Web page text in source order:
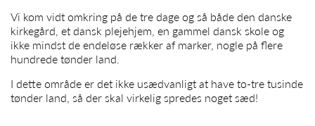
Vi kom vidt omkring på de tre dage og så både den danske
kirkegård, et dansk plejehjem, en gammel dansk skole og
ikke mindst de endeløse rækker af marker, nogle på flere
hundrede tønder land.
I dette område er det ikke usædvanligt at have to-tre tusinde
tønder land, så der skal virkelig spredes noget sæd!